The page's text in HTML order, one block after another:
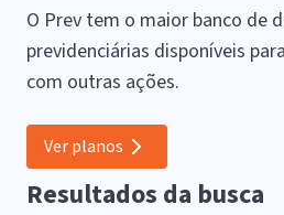
O Prev tem o maior banco de
previdenciárias disponíveis
com outras ações.
Ver planos
Resultados da busca